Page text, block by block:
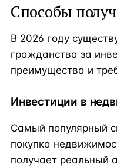
Способы
В 2026 году
гражданства за
преимущества и
Инвестиции в
Самый популярный
покупка
получает реальный